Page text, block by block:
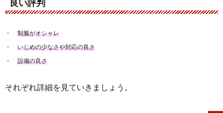
良い評判
制服がオシャレ
いじめの少なさや対応の良さ
設備の良さ
それぞれ詳細を見ていきましょう。